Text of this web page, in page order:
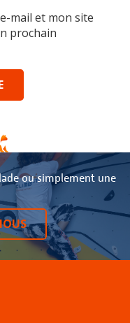
mail et mon site
prochain
ou simplement une